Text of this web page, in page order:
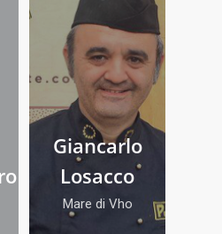
Giancarlo
Losacco
Mare di Vho